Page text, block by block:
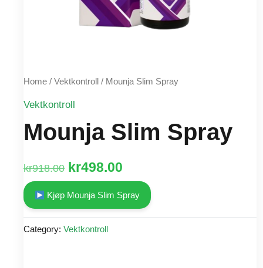
Home / Vektkontroll / Mounja Slim Spray
Vektkontroll
Mounja Slim Spray
kr918.00 Original
price
was:
kr918.00.
kr498.00
price
is:
Kjøp Mounja Slim Spray
Category: Vektkontroll